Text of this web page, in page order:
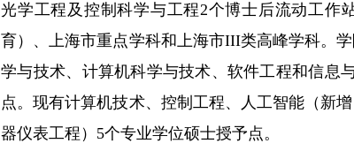
光学工程及控制科学与工程2个博士后流动工作
育）、上海市重点学科和上海市III类高峰学科。
学与技术、计算机科学与技术、软件工程和信息
点。现有计算机技术、控制工程、人工智能（新
器仪表工程）5个专业学位硕士授予点。